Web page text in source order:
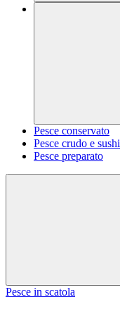
Pesce conservato
Pesce crudo e sushi
Pesce preparato
Pesce in scatola